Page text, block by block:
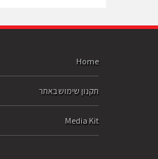
Home
תקנון שימוש באתר
Media Kit